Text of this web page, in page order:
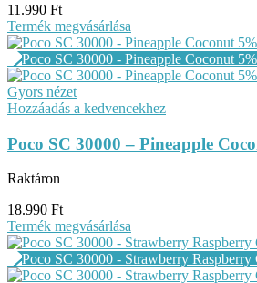
11.990 Ft
Termék megvásárlása
Gyors nézet
Hozzáadás a kedvencekhez
Poco SC 30000 – Pineapple
Raktáron
18.990 Ft
Termék megvásárlása